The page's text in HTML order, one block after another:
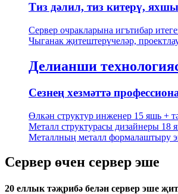
Тиз дәлил, тиз китерү,
Сервер очракларына игътибар
Чыганак җитештерүчеләр,
Делианши
Сезнең хезмәттә
Өлкән структур инженер 15 яшь +
Металл структурасы дизайнеры 18
Металлның металл формалаштыру
Сервер өчен сервер эше
20 еллык тәҗрибә белән сервер эше